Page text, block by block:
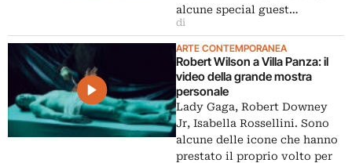
alcune special guest…
di
ARTE CONTEMPORANEA
Robert Wilson a Villa Panza: il
video della grande mostra
personale
Lady Gaga, Robert Downey
Jr, Isabella Rossellini. Sono
alcune delle icone che hanno
prestato il proprio volto per